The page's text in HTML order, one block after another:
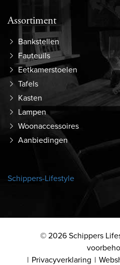
Assortiment
Bankstellen
Fauteuils
Eetkamerstoelen
Tafels
Kasten
Lampen
Woonaccessoires
Aanbiedingen
Schippers-Lifestyle
© 2026 Schippers
Privacyverklaring